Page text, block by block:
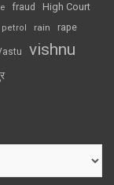
fraud High Court
petrol rain rape
vishnu